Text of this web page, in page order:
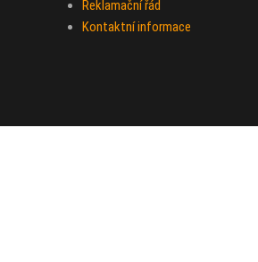
Reklamační řád
Kontaktní informace